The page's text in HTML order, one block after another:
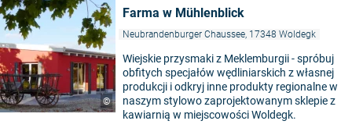
©
Farma w Mühlenblick
Neubrandenburger Chaussee, 17348 Woldegk
Wiejskie przysmaki z Meklemburgii - spróbuj
obfitych specjałów wędliniarskich z własnej
produkcji i odkryj inne produkty regionalne w
naszym stylowo zaprojektowanym sklepie z
kawiarnią w miejscowości Woldegk.